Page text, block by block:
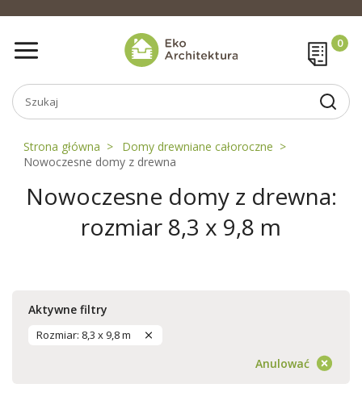
Strona główna
Domy drewniane całoroczne
Nowoczesne domy z drewna
Nowoczesne domy z drewna:
rozmiar 8,3 x 9,8 m
Aktywne filtry
Rozmiar: 8,3 x 9,8 m
Anulować